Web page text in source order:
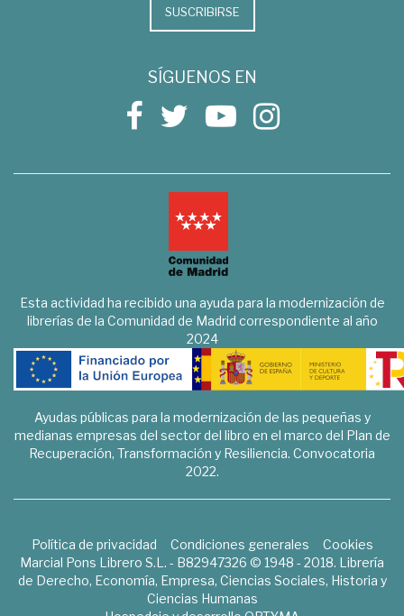
SUSCRIBIRSE
SÍGUENOS EN
Esta actividad ha recibido una ayuda para la modernización de
librerías de la Comunidad de Madrid correspondiente al año
2024
Ayudas públicas para la modernización de las pequeñas y
medianas empresas del sector del libro en el marco del Plan de
Recuperación, Transformación y Resiliencia. Convocatoria
2022.
Política de privacidad Condiciones generales
Cookies
Marcial Pons Librero S.L. - B82947326 © 1948 - 2018. Librería
de Derecho, Economía, Empresa, Ciencias Sociales, Historia y
Ciencias Humanas